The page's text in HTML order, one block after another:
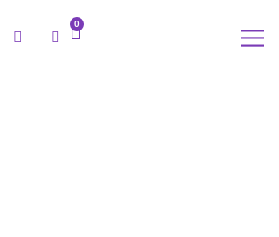
0